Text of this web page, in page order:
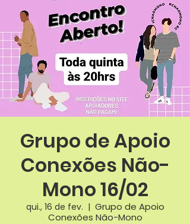
Grupo de Apoio
Conexões Não-
Mono 16/02
qui., 16 de fev.
  |
Grupo de Apoio
Conexões Não-Mono